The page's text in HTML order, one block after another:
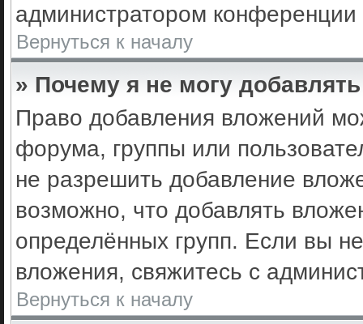
администратором
Вернуться к началу
» Почему я не могу
Право добавления вложений
форума, группы или
не разрешить добавление
возможно, что добавлять
определённых групп. Если вы
вложения, свяжитесь с
Вернуться к началу